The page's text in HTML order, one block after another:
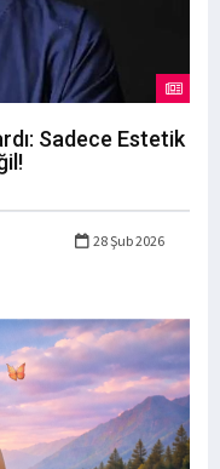
Sadece Estetik
28 Şub 2026